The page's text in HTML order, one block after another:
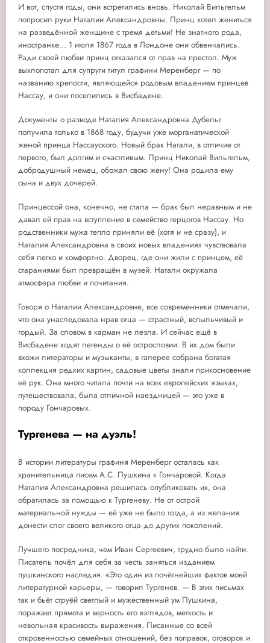
И вот, спустя годы, они встретились вновь. Николай Вильгельм
попросил руки Наталии Александровны. Принц хотел жениться
на разведённой женщине с тремя детьми! Не знатного рода,
иностранке... 1 июля 1867 года в Лондоне они обвенчались.
Ради своей любви принц отказался от прав на престол. Муж
выхлопотал для супруги титул графини Меренберг — по
названию крепости, являющейся родовым владением принцев
Нассау, и они поселились в Висбадене.
Документы о разводе Наталия Александровна Дубельт
получила только в 1868 году, будучи уже морганатической
женой принца Нассауского. Новый брак Натали, в отличие от
первого, был долгим и счастливым. Принц Николай Вильгельм,
добродушный немец, обожал свою жену! Она родила ему
сына и двух дочерей.
Принцессой она, конечно, не стала — брак был неравным и не
давал ей прав на вступление в семейство герцогов Нассау. Но
родственники мужа тепло приняли её (хотя и не сразу), и
Наталия Александровна в своих новых владениях чувствовала
себя легко и комфортно. Дворец, где они жили с принцем, её
стараниями был превращён в музей. Натали окружала
атмосфера любви и почитания.
Говоря о Наталии Александровне, все современники отмечали,
что она унаследовала нрав отца — страстный, вспыльчивый и
гордый. За словом в карман не лезла. И сейчас ещё в
Висбадене ходят легенды о её острословии. В их дом были
вхожи литераторы и музыканты, в галерее собрана богатая
коллекция редких картин, садовые цветы знали прикосновение
её рук. Она много читала почти на всех европейских языках,
путешествовала, была отличной наездницей — это уже в
породу Гончаровых.
Тургенева — на дуэль!
В истории литературы графиня Меренберг осталась как
хранительница писем А.С. Пушкина к Гончаровой. Когда
Наталия Александровна решилась опубликовать их, она
обратилась за помощью к Тургеневу. Не от острой
материальной нужды — её уже не было тогда, а из желания
донести слог своего великого отца до других поколений.
Лучшего посредника, чем Иван Сергеевич, трудно было найти.
Писатель почёл для себя за честь заняться изданием
пушкинского наследия. «Это один из почётнейших фактов моей
литературной карьеры, — говорил Тургенев. — В этих письмах
так и бьёт струёй светлый и мужественный ум Пушкина,
поражает прямота и верность его взглядов, меткость и
невольная красивость выражения. Писанные со всей
откровенностью семейных отношений, без поправок, оговорок и